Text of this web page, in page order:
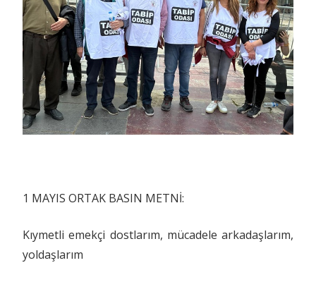
1 MAYIS ORTAK BASIN METNİ:
Kıymetli emekçi dostlarım, mücadele arkadaşlarım,
yoldaşlarım